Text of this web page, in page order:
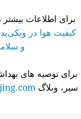
برای اطلاعات
کیفیت هوا در
و
برای توصیه های
سیر، وبلاگ